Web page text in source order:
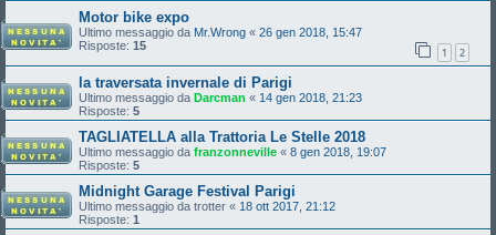
Motor bike expo
Ultimo messaggio da Mr.Wrong « 26 gen 2018, 15:47
Risposte: 15 1 2
la traversata invernale di Parigi
Ultimo messaggio da Darcman « 14 gen 2018, 21:23
Risposte: 5
TAGLIATELLA alla Trattoria Le Stelle 2018
Ultimo messaggio da franzonneville « 8 gen 2018, 19:07
Risposte: 5
Midnight Garage Festival Parigi
Ultimo messaggio da trotter « 18 ott 2017, 21:12
Risposte: 1